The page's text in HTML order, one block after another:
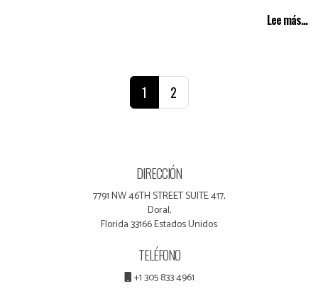
Lee más...
1 2
DIRECCIÓN
7791 NW 46TH STREET SUITE 417,
Doral,
Florida 33166 Estados Unidos
TELÉFONO
+1 305 833 4961